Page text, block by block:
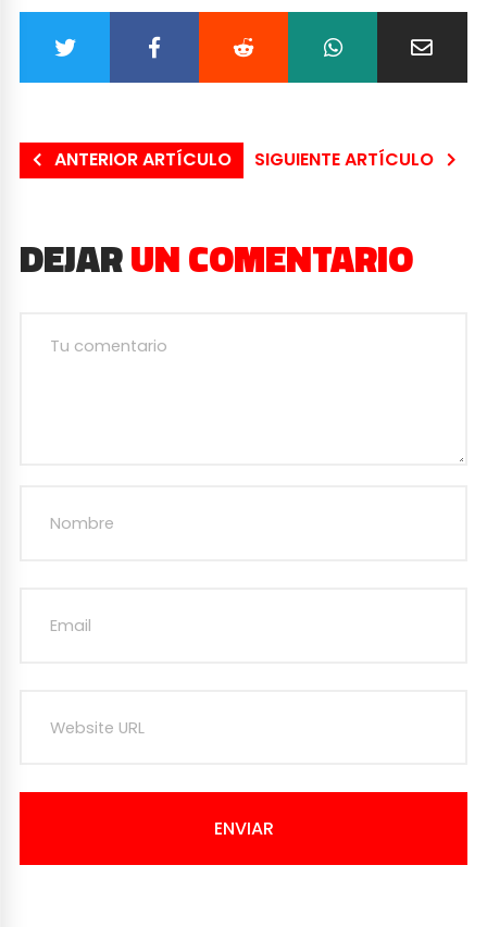
ANTERIOR ARTÍCULO SIGUIENTE ARTÍCULO
DEJARUN COMENTARIO
ENVIAR